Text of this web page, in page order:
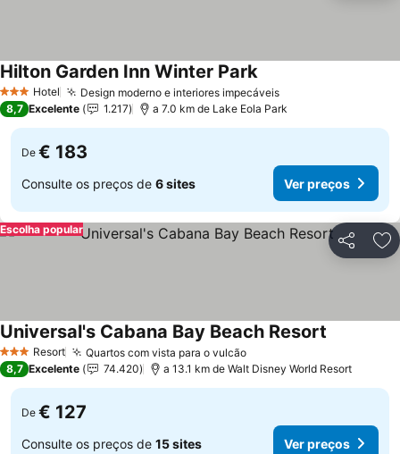
3 EstrelasHotel Design moderno e interiores impecáveisVer preços
Hilton Garden Inn Winter ParkVer preços
8,7 Excelente 1.217 a 7.0 km de Lake Eola Park
De € 183
Consulte os preços de 6 sites Ver preços
Partilhar
Escolha popular
3 EstrelasResort Quartos com vista para o vulcãoVer preços
Universal's Cabana Bay Beach Resort
8,7 Excelente 74.420 a 13.1 km de Walt Disney World Resort
De € 127
Consulte os preços de 15 sites Ver preços